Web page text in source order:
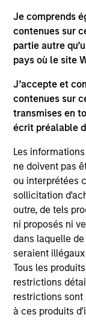
Je comprends
contenues sur
partie autre
pays où le site
J’accepte et
contenues sur
transmises en
écrit préalable
Les
ne doivent pas
ou interprétées
sollicitation
outre, de tels
ni proposés ni
dans laquelle
seraient
Tous les
restrictions
restrictions sont
à ces produits
the global event
situations/
portfolio
office,
received a B.S.
University, an
and holds the
designation.
Team